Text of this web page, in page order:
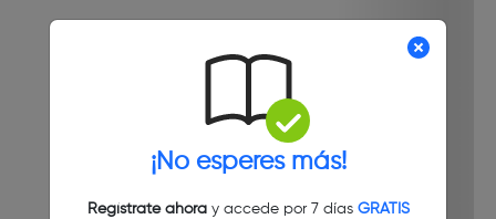
¡No esperes más!
Regístrate ahoray accede por 7 días GRATIS